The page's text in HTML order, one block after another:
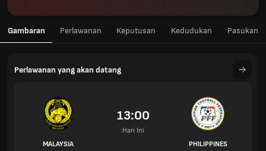
Gambaran Perlawanan Keputusan Kedudukan Pasukan
Perlawanan yang akan datang
MALAYSIA
13:00
Hari Ini
PHILIPPINES